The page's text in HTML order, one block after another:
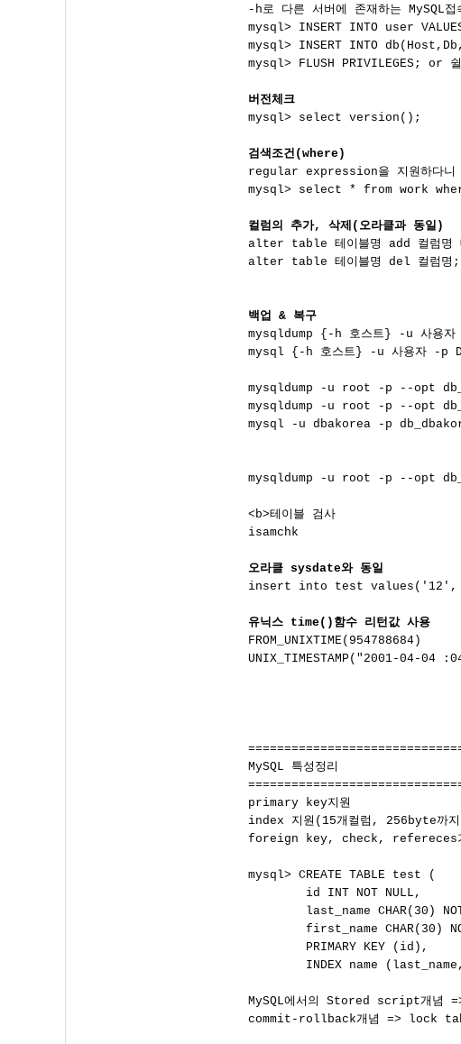
-h로 다른 서버에 존재하는 MySQL
mysql> INSERT INTO user
mysql> INSERT INTO
mysql> FLUSH PRIVILEGES;
버전체크
mysql> select version();
검색조건(where)
regular expression을 지원하다니
mysql> select * from work
컬럼의 추가, 삭제(오라클과 동일)
alter table 테이블명 add 컬럼명
alter table 테이블명 del 컬럼명;
백업 & 복구
mysqldump {-h 호스트} -u 사용자
mysql {-h 호스트} -u 사용자 -p
mysqldump -u root -p --opt
mysqldump -u root -p --opt
mysql -u dbakorea -p
mysqldump -u root -p --opt
<b>테이블 검사
isamchk
오라클 sysdate와 동일
insert into test values('12',
유닉스 time()함수 리턴값 사용
FROM_UNIXTIME(954788684)
UNIX_TIMESTAMP("2001-04-04
MySQL 특성정리
primary key지원
index 지원(15개컬럼, 256byte까
foreign key, check, refereces기
mysql> CREATE TABLE test (
        id INT NOT NULL,
last_name CHAR(30)
first_name CHAR(30)
        PRIMARY KEY (id),
INDEX name
MySQL에서의 Stored script개념
commit-rollback개념 => lock